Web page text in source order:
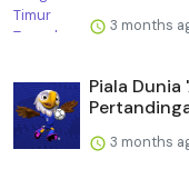
3 months
Piala
3 months